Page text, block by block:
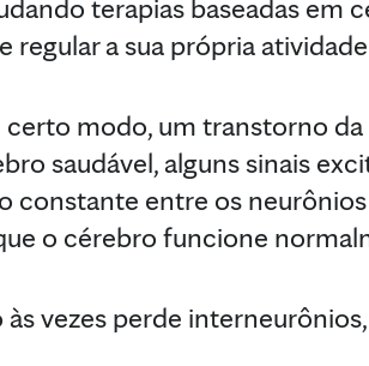
terapias baseadas em
regular a sua própria
certo modo, um transtorno
saudável, alguns sinais
constante entre os
o cérebro funcione
vezes perde